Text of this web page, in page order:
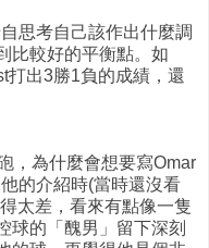
思考自己該作出什麼調
比較好的平衡點。如
打出3勝1負的成績，還
，為什麼會想要寫Omar
的介紹時(當時還沒看
太差，看來有點像一隻
球的「醜男」留下深刻